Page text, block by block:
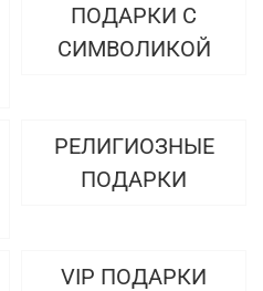
ПОДАРКИ С
СИМВОЛИКОЙ
РЕЛИГИОЗНЫЕ
ПОДАРКИ
VIP ПОДАРКИ